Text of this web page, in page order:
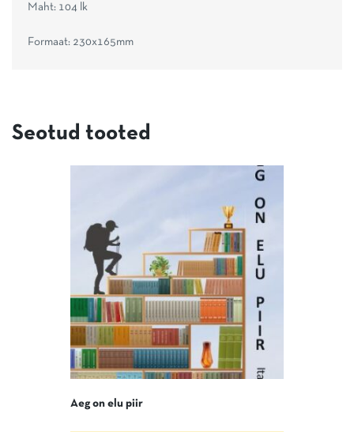
Maht: 104 lk
Formaat: 230x165mm
Seotud tooted
Aeg on elu piir